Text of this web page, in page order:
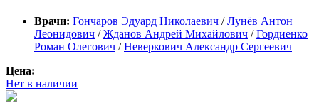
Врачи: Гончаров Эдуард Николаевич /Лунёв Антон
Леонидович /Жданов Андрей Михайлович /Гордиенко
Роман Олегович /Неверкович Александр Сергеевич
Цена:
Нет в наличии